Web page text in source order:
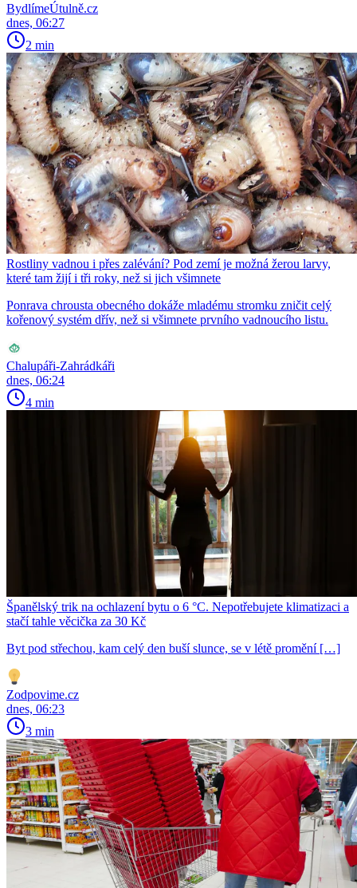
BydlímeÚtulně.cz
dnes, 06:27
2 min
Rostliny vadnou i přes zalévání? Pod zemí je možná žerou larvy,
které tam žijí i tři roky, než si jich všimnete
Ponrava chrousta obecného dokáže mladému stromku zničit celý
kořenový systém dřív, než si všimnete prvního vadnoucího listu.
Chalupáři-Zahrádkáři
dnes, 06:24
4 min
Španělský trik na ochlazení bytu o 6 °C. Nepotřebujete klimatizaci a
stačí tahle věcička za 30 Kč
Byt pod střechou, kam celý den buší slunce, se v létě promění […]
Zodpovime.cz
dnes, 06:23
3 min